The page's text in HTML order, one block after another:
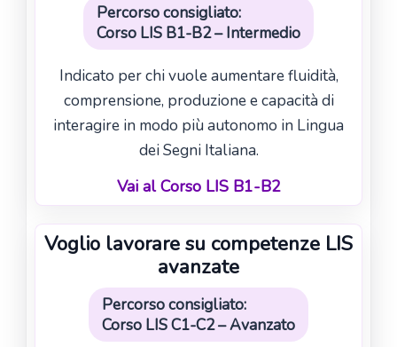
Percorso consigliato:
Corso LIS B1-B2 – Intermedio
Indicato per chi vuole aumentare fluidità,
comprensione, produzione e capacità di
interagire in modo più autonomo in Lingua
dei Segni Italiana.
Vai al Corso LIS B1-B2
Voglio lavorare su competenze LIS
avanzate
Percorso consigliato:
Corso LIS C1-C2 – Avanzato